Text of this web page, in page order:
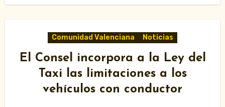
Comunidad Valenciana Noticias
El Consel incorpora a la Ley del
Taxi las limitaciones a los
vehículos con conductor